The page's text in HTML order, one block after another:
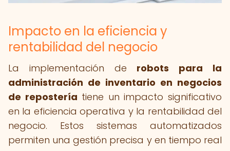
Impacto en la eficiencia y
rentabilidad del negocio
La implementación de robots para la
administración de inventario en negocios
de repostería tiene un impacto significativo
en la eficiencia operativa y la rentabilidad del
negocio. Estos sistemas automatizados
permiten una gestión precisa y en tiempo real